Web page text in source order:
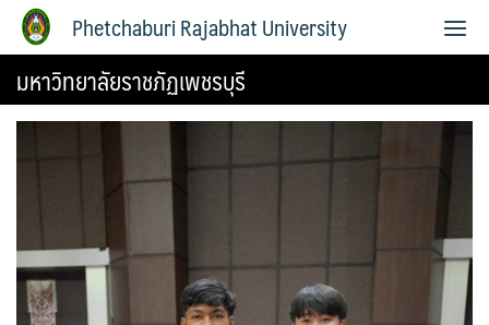
Phetchaburi Rajabhat University
มหาวิทยาลัยราชภัฏเพชรบุรี